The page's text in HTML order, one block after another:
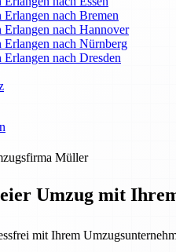
nach Bremen
nach Hannover
nach Nürnberg
nach Dresden
Müller
Umzug mit
mit Ihrem